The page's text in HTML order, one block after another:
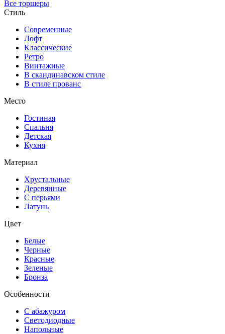
Все торшеры
Стиль
Современные
Лофт
Классические
Ретро
Винтажные
В скандинавском стиле
В стиле прованс
Место
Гостиная
Спальня
Детская
Кухня
Материал
Хрустальные
Деревянные
С перьями
Латунь
Цвет
Белые
Черные
Красные
Зеленые
Бронза
Особенности
С абажуром
Светодиодные
Напольные